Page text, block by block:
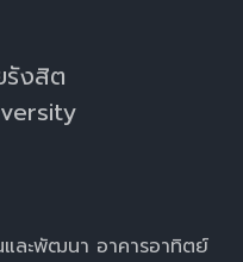
รังสิต
ละพัฒนา อาคารอาทิตย์